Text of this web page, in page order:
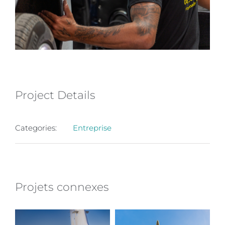
Project Details
Categories: Entreprise
Projets connexes